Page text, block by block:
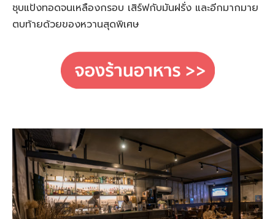
ชุบแป้งทอดจนเหลืองกรอบ เสิร์ฟกับมันฝรั่ง และอีกมากมาย
ตบท้ายด้วยของหวานสุดพิเศษ